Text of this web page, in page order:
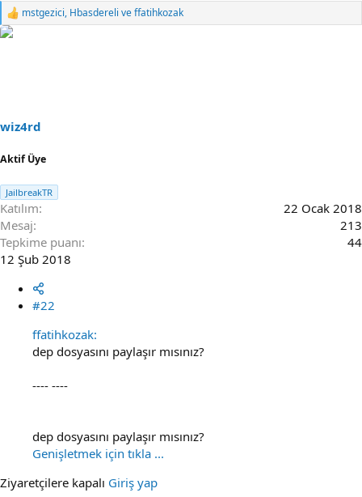
R
e
:
mstgezici, Hbasdereli veffatihkozak
wiz4rd
Aktif Üye
JailbreakTR
Katılım
22 Ocak 2018
Mesaj
213
Tepkime puanı
44
12 Şub 2018
#22
ffatihkozak:
dep dosyasını paylaşır mısınız?
---- ----
dep dosyasını paylaşır mısınız?
Genişletmek için tıkla ...
Ziyaretçilere kapalı Giriş yap